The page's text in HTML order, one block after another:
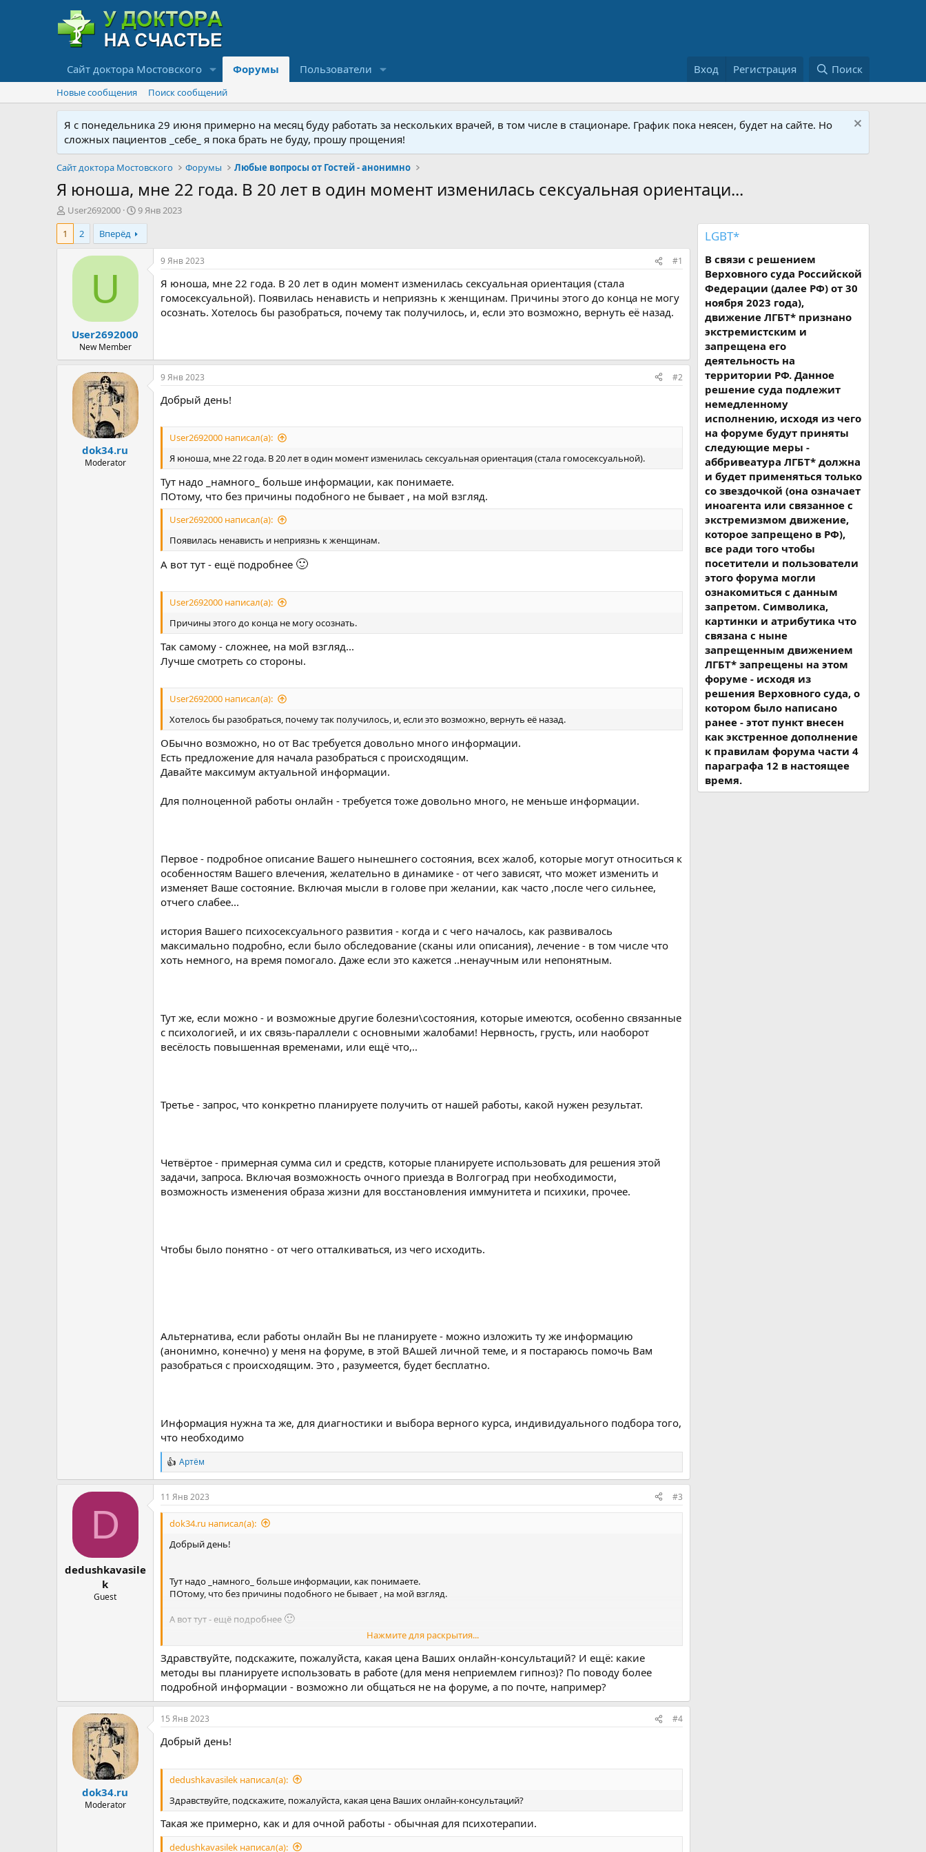
Сайт доктора Мостовского Форумы Пользователи Вход Регистрация Поиск
Новые сообщения Поиск сообщений
Я с понедельника 29 июня примерно на месяц буду работать за нескольких врачей, в том числе в стационаре. График пока неясен, будет на сайте. Но
сложных пациентов _себе_ я пока брать не буду, прошу прощения!
Сайт доктора Мостовского Форумы Любые вопросы от Гостей - анонимно
Я юноша, мне 22 года. В 20 лет в один момент изменилась сексуальная ориентаци...
А
в
о
ы
User2692000
Д
а
т
а
а
л
9 Янв 2023
1
2 Вперёд
U
User2692000
New Member
9 Янв 2023 #1
Я юноша, мне 22 года. В 20 лет в один момент изменилась сексуальная ориентация (стала
гомосексуальной). Появилась ненависть и неприязнь к женщинам. Причины этого до конца не могу
осознать. Хотелось бы разобраться, почему так получилось, и, если это возможно, вернуть её назад.
dok34.ru
Moderator
9 Янв 2023 #2
Добрый день!
User2692000 написал(а):
Я юноша, мне 22 года. В 20 лет в один момент изменилась сексуальная ориентация (стала гомосексуальной).
Тут надо _намного_ больше информации, как понимаете.
ПОтому, что без причины подобного не бывает , на мой взгляд.
User2692000 написал(а):
Появилась ненависть и неприязнь к женщинам.
А вот тут - ещё подробнее 🙂
User2692000 написал(а):
Причины этого до конца не могу осознать.
Так самому - сложнее, на мой взгляд...
Лучше смотреть со стороны.
User2692000 написал(а):
Хотелось бы разобраться, почему так получилось, и, если это возможно, вернуть её назад.
ОБычно возможно, но от Вас требуется довольно много информации.
Есть предложение для начала разобраться с происходящим.
Давайте максимум актуальной информации.
Для полноценной работы онлайн - требуется тоже довольно много, не меньше информации.
Первое - подробное описание Вашего нынешнего состояния, всех жалоб, которые могут относиться к
особенностям Вашего влечения, желательно в динамике - от чего зависят, что может изменить и
изменяет Ваше состояние. Включая мысли в голове при желании, как часто ,после чего сильнее,
отчего слабее...
история Вашего психосексуального развития - когда и с чего началось, как развивалось
максимально подробно, если было обследование (сканы или описания), лечение - в том числе что
хоть немного, на время помогало. Даже если это кажется ..ненаучным или непонятным.
Тут же, если можно - и возможные другие болезни\состояния, которые имеются, особенно связанные
с психологией, и их связь-параллели с основными жалобами! Нервность, грусть, или наоборот
весёлость повышенная временами, или ещё что,..
Третье - запрос, что конкретно планируете получить от нашей работы, какой нужен результат.
Четвёртое - примерная сумма сил и средств, которые планируете использовать для решения этой
задачи, запроса. Включая возможность очного приезда в Волгоград при необходимости,
возможность изменения образа жизни для восстановления иммунитета и психики, прочее.
Чтобы было понятно - от чего отталкиваться, из чего исходить.
Альтернатива, если работы онлайн Вы не планируете - можно изложить ту же информацию
(анонимно, конечно) у меня на форуме, в этой ВАшей личной теме, и я постараюсь помочь Вам
разобраться с происходящим. Это , разумеется, будет бесплатно.
Информация нужна та же, для диагностики и выбора верного курса, индивидуального подбора того,
что необходимо
Р
е
а
к
ц
и
Артём
D
dedushkavasile
k
Guest
11 Янв 2023 #3
dok34.ru написал(а):
Добрый день!
Тут надо _намного_ больше информации, как понимаете.
ПОтому, что без причины подобного не бывает , на мой взгляд.
А вот тут - ещё подробнее 🙂
Так самому - сложнее, на мой взгляд...
Лучше смотреть со стороны.
ОБычно возможно, но от Вас требуется довольно много информации.
Есть предложение для начала разобраться с происходящим.
Давайте максимум актуальной информации.
Первое - подробное описание Вашего нынешнего состояния, всех жалоб, которые могут относиться к
особенностям Вашего влечения, желательно в динамике - от чего зависят, что может изменить и изменяет Ваше
состояние. Включая мысли в голове при желании, как часто ,после чего сильнее, отчего слабее...
Нажмите для раскрытия...
Здравствуйте, подскажите, пожалуйста, какая цена Ваших онлайн-консультаций? И ещё: какие
методы вы планируете использовать в работе (для меня неприемлем гипноз)? По поводу более
подробной информации - возможно ли общаться не на форуме, а по почте, например?
dok34.ru
Moderator
15 Янв 2023 #4
Добрый день!
dedushkavasilek написал(а):
Здравствуйте, подскажите, пожалуйста, какая цена Ваших онлайн-консультаций?
Такая же примерно, как и для очной работы - обычная для психотерапии.
dedushkavasilek написал(а):
LGBT*
В связи с решением
Верховного суда Российской
Федерации (далее РФ) от 30
ноября 2023 года),
движение ЛГБТ* признано
экстремистским и
запрещена его
деятельность на
территории РФ. Данное
решение суда подлежит
немедленному
исполнению, исходя из чего
на форуме будут приняты
следующие меры -
аббривеатура ЛГБТ* должна
и будет применяться только
со звездочкой (она означает
иноагента или связанное с
экстремизмом движение,
которое запрещено в РФ),
все ради того чтобы
посетители и пользователи
этого форума могли
ознакомиться с данным
запретом. Символика,
картинки и атрибутика что
связана с ныне
запрещенным движением
ЛГБТ* запрещены на этом
форуме - исходя из
решения Верховного суда, о
котором было написано
ранее - этот пункт внесен
как экстренное дополнение
к правилам форума части 4
параграфа 12 в настоящее
время.